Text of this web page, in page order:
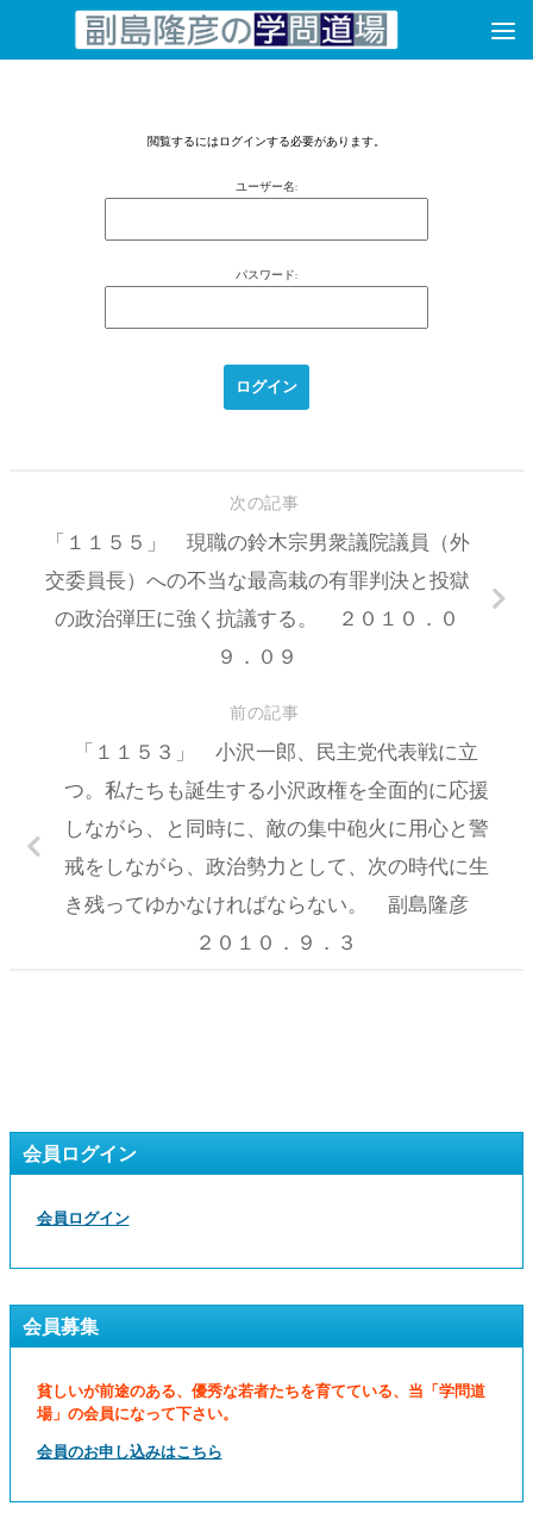
コンテンツへスキップ
閲覧するにはログインする必要があります。
ユーザー名:
パスワード:
次の記事
「１１５５」 現職の鈴木宗男衆議院議員（外
交委員長）への不当な最高栽の有罪判決と投獄
の政治弾圧に強く抗議する。 ２０１０．０
９．０９
前の記事
「１１５３」 小沢一郎、民主党代表戦に立
つ。私たちも誕生する小沢政権を全面的に応援
しながら、と同時に、敵の集中砲火に用心と警
戒をしながら、政治勢力として、次の時代に生
き残ってゆかなければならない。 副島隆彦
２０１０．９．３
会員ログイン
会員ログイン
会員募集
貧しいが前途のある、優秀な若者たちを育てている、当「学問道
場」の会員になって下さい。
会員のお申し込みはこちら